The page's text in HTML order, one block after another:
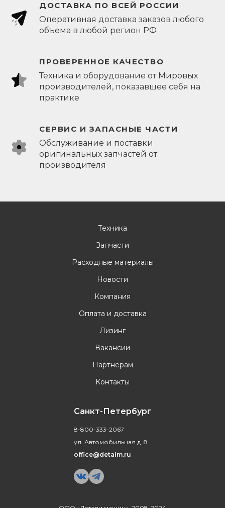
ДОСТАВКА ПО ВСЕЙ РОССИИ
Оперативная доставка заказов любого
объема в любой регион РФ
ПРОВЕРЕННОЕ КАЧЕСТВО
Техника и оборудование от Мировых
производителей, показавшее себя на
практике
СЕРВИС И ЗАПАСНЫЕ ЧАСТИ
Обслуживание и поставки
оригинальных запчастей от
производителя
Техника
Запчасти
Расходные материалы
Новости
Компания
Оплата и доставка
Лизинг
Вакансии
Партнёрам
Контакты
Санкт-Петербург
8-800-333-2067
ул. Автомобильная д. 8
office@detalm.ru